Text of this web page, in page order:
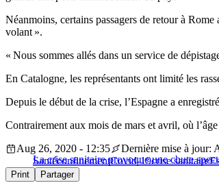
Néanmoins, certains passagers de retour à
volant ».
« Nous sommes allés dans un service de
En Catalogne, les représentants ont limité les
Depuis le début de la crise, l’Espagne a
Contrairement aux mois de mars et avril, où
La crise sanitaire provoque une chute
Aug 26, 2020 - 12:35
Dernière mise à jour:
SantéconfinementCovid-19crise sanitaire
Print Partager